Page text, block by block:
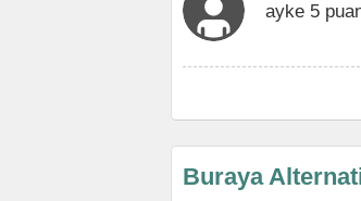
ayke 5
Buraya